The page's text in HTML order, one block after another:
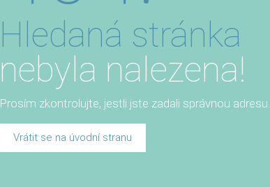
Hledaná stránka
nebyla nalezena!
Prosím zkontrolujte, jestli jste zadali správnou adresu.
Vrátit se na úvodní stranu